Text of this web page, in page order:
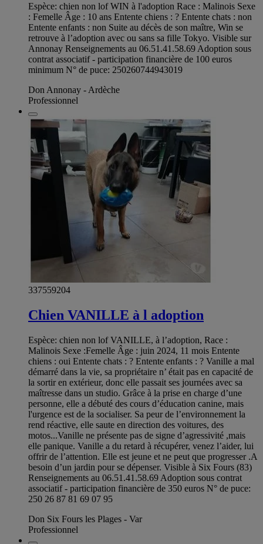
Espèce: chien non lof WIN à l'adoption Race : Malinois Sexe
: Femelle Âge : 10 ans Entente chiens : ? Entente chats : non
Entente enfants : non Suite au décès de son maître, Win se
retrouve à l’adoption avec ou sans sa fille Tokyo. Visible sur
Annonay Renseignements au 06.51.41.58.69 Adoption sous
contrat associatif - participation financière de 100 euros
minimum N° de puce: 250260744943019
Don Annonay - Ardèche
Professionnel
337559204
Chien VANILLE à l adoption
Espèce: chien non lof VANILLE, à l’adoption, Race :
Malinois Sexe :Femelle Âge : juin 2024, 11 mois Entente
chiens : oui Entente chats : ? Entente enfants : ? Vanille a mal
démarré dans la vie, sa propriétaire n’ était pas en capacité de
la sortir en extérieur, donc elle passait ses journées avec sa
maîtresse dans un studio. Grâce à la prise en charge d’une
personne, elle a débuté des cours d’éducation canine, mais
l'urgence est de la socialiser. Sa peur de l’environnement la
rend réactive, elle saute en direction des voitures, des
motos...Vanille ne présente pas de signe d’agressivité ,mais
elle panique. Vanille a du retard à récupérer, venez l’aider, lui
offrir de l’attention. Elle est jeune et ne peut que progresser .A
besoin d’un jardin pour se dépenser. Visible à Six Fours (83)
Renseignements au 06.51.41.58.69 Adoption sous contrat
associatif - participation financière de 350 euros N° de puce:
250 26 87 81 69 07 95
Don Six Fours les Plages - Var
Professionnel